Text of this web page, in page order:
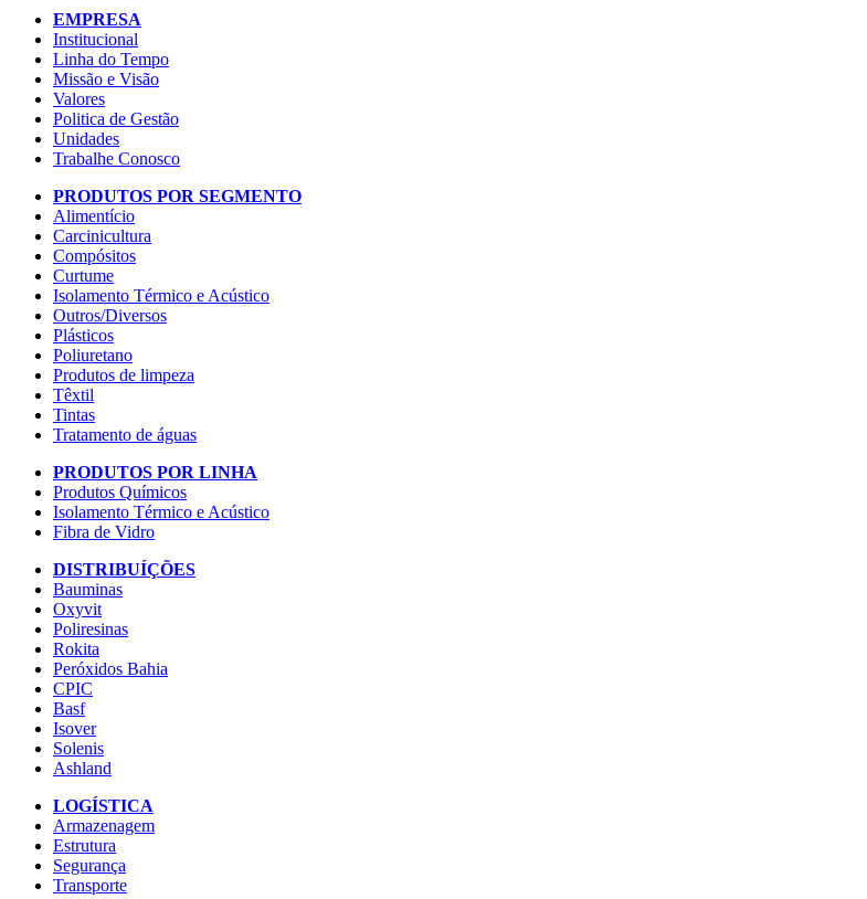
EMPRESA
Institucional
Linha do Tempo
Missão e Visão
Valores
Politica de Gestão
Unidades
Trabalhe Conosco
PRODUTOS POR SEGMENTO
Alimentício
Carcinicultura
Compósitos
Curtume
Isolamento Térmico e Acústico
Outros/Diversos
Plásticos
Poliuretano
Produtos de limpeza
Têxtil
Tintas
Tratamento de águas
PRODUTOS POR LINHA
Produtos Químicos
Isolamento Térmico e Acústico
Fibra de Vidro
DISTRIBUÍÇÕES
Bauminas
Oxyvit
Poliresinas
Rokita
Peróxidos Bahia
CPIC
Basf
Isover
Solenis
Ashland
LOGÍSTICA
Armazenagem
Estrutura
Segurança
Transporte